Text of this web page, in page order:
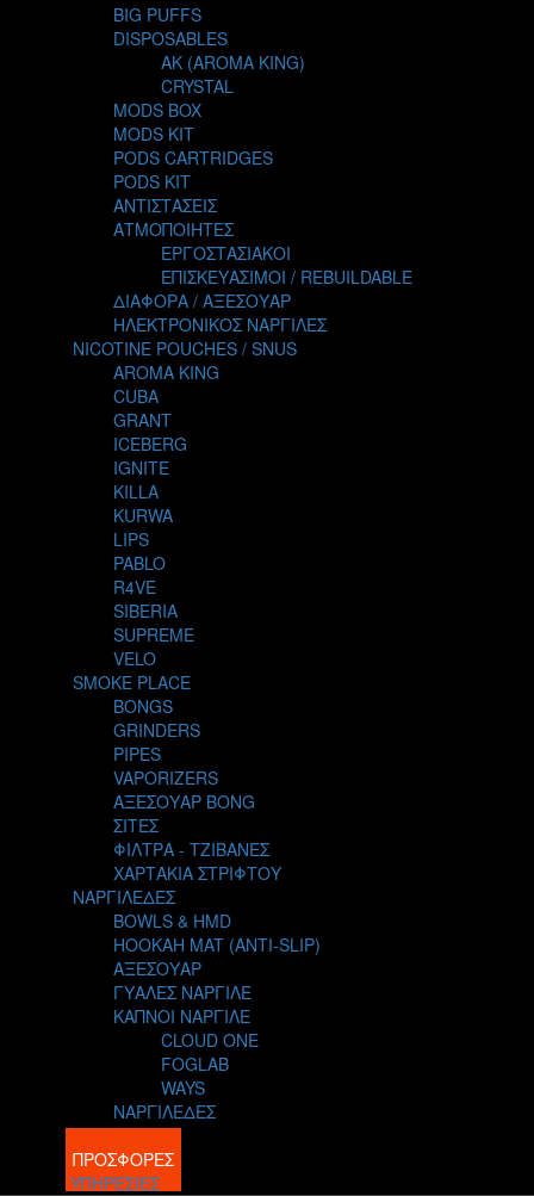
NUBO
OMERTA LIQUIDS
OPMH PROJECT
S-ELF JUICE
SADBOY
SCANDAL
SECRET FOREST
STEAM CITY LIQUIDS
STEAM TRAIN
STEAMPUNK
TALES
TATTOO
THE ALCHEMIST
THE SMOKER'S CLUB
TIKI MAHU
TWIST
VGOD
WILD ZOO
YETI
BIG PUFFS
DISPOSABLES
AK (AROMA KING)
CRYSTAL
MODS BOX
MODS KIT
PODS CARTRIDGES
PODS KIT
ΑΝΤΙΣΤΑΣΕΙΣ
ΑΤΜΟΠΟΙΗΤΕΣ
ΕΡΓΟΣΤΑΣΙΑΚΟΙ
ΕΠΙΣΚΕΥΑΣΙΜΟΙ / REBUILDABLE
ΔΙΑΦΟΡΑ / ΑΞΕΣΟΥΑΡ
ΗΛΕΚΤΡΟΝΙΚΟΣ ΝΑΡΓΙΛΕΣ
NICOTINE POUCHES / SNUS
AROMA KING
CUBA
GRANT
ICEBERG
IGNITE
KILLA
KURWA
LIPS
PABLO
R4VE
SIBERIA
SUPREME
VELO
SMOKE PLACE
BONGS
GRINDERS
PIPES
VAPORIZERS
ΑΞΕΣΟΥΑΡ BONG
ΣΙΤΕΣ
ΦΙΛΤΡΑ - ΤΖΙΒΑΝΕΣ
ΧΑΡΤΑΚΙΑ ΣΤΡΙΦΤΟΥ
ΝΑΡΓΙΛΕΔΕΣ
BOWLS & HMD
HOOKAH MAT (ANTI-SLIP)
ΑΞΕΣΟΥΑΡ
ΓΥΑΛΕΣ ΝΑΡΓΙΛΕ
ΚΑΠΝΟΙ ΝΑΡΓΙΛΕ
CLOUD ONE
FOGLAB
WAYS
ΝΑΡΓΙΛΕΔΕΣ
BLOG
ΠΡΟΣΦΟΡΕΣ
ΥΠΗΡΕΣΙΕΣ